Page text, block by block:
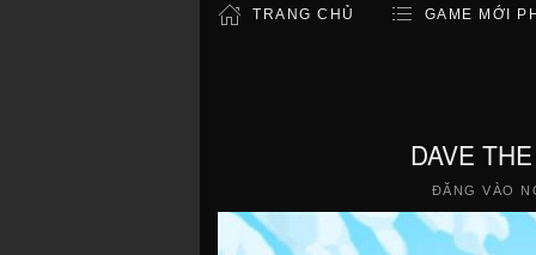
TRANG CHỦ GAME MỚI
DAVE
ĐĂNG VÀO